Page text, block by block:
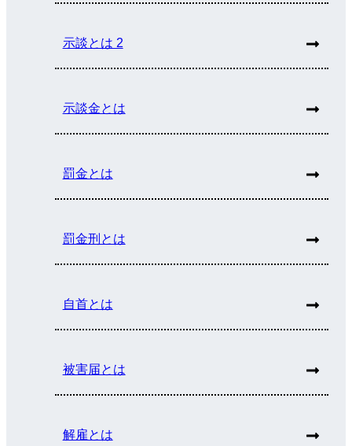
示談とは 2
示談金とは
罰金とは
罰金刑とは
自首とは
被害届とは
解雇とは